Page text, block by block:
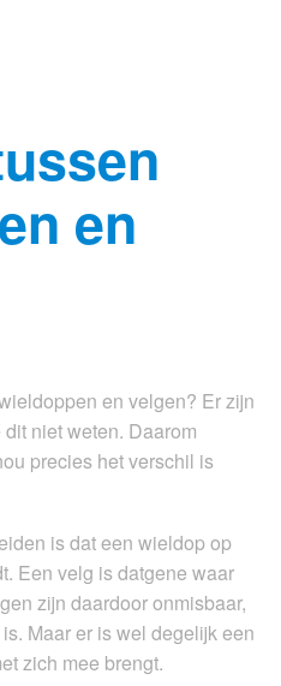
en
en velgen? Er zijn
niet weten. Daarom
precies het verschil is
is dat een wieldop op
Een velg is datgene waar
zijn daardoor onmisbaar,
Maar er is wel degelijk een
zich mee brengt.